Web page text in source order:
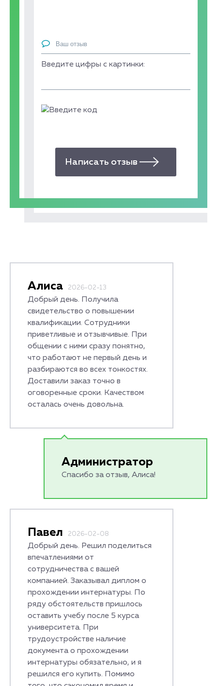
Введите цифры с картинки:
Алиса 2026-02-13
Добрый день. Получила
свидетельство о повышении
квалификации. Сотрудники
приветливые и отзывчивые. При
общении с ними сразу понятно,
что работают не первый день и
разбираются во всех тонкостях.
Доставили заказ точно в
оговоренные сроки. Качеством
осталась очень довольна.
Администратор
Спасибо за отзыв, Алиса!
Павел 2026-02-08
Добрый день. Решил поделиться
впечатлениями от
сотрудничества с вашей
компанией. Заказывал диплом о
прохождении интернатуры. По
ряду обстоятельств пришлось
оставить учебу после 5 курса
университета. При
трудоустройстве наличие
документа о прохождении
интернатуры обязательно, и я
решился его купить. Помимо